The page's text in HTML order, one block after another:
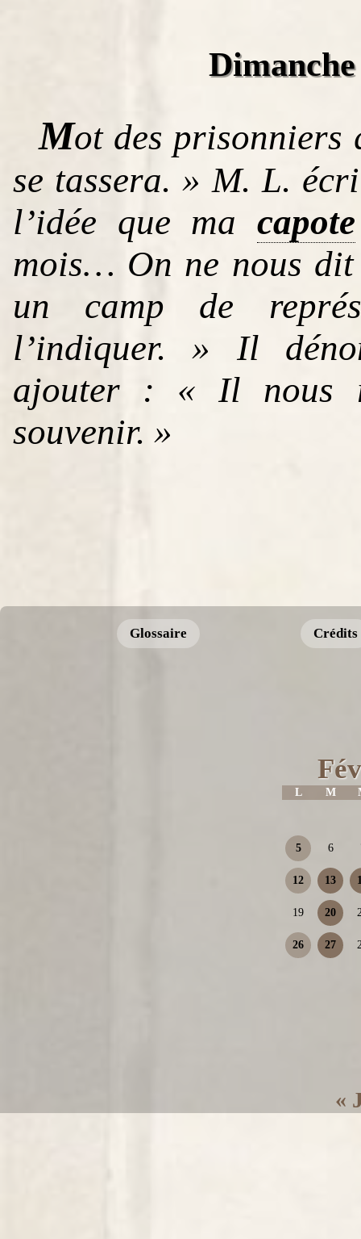
Mot des prisonniers
se tassera. » M. L.
l’idée que ma capote
mois… On ne nous dit
un camp de
l’indiquer. » Il
ajouter : « Il nous
souvenir. »
Glossaire Crédits
L M
5 6
12 13
19 20
26 27
«